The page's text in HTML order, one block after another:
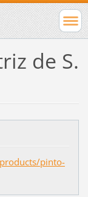
de S.
pinto-